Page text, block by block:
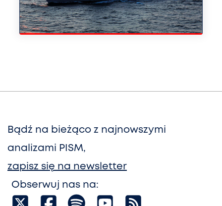
Bądź na bieżąco z najnowszymi
analizami PISM,
zapisz się na newsletter
Obserwuj nas na: